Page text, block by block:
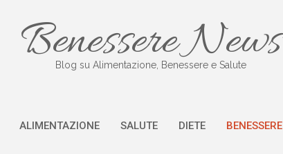
Benessere News
Blog su Alimentazione, Benessere e Salute
ALIMENTAZIONE SALUTE DIETE BENESSERE